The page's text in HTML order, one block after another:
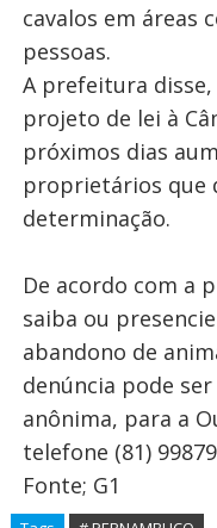
cavalos em áreas
pessoas.
A prefeitura
projeto de lei à
próximos dias
proprietários que
determinação.
De acordo com a
saiba ou
abandono de
denúncia pode
anônima, para a
telefone (81)
Fonte; G1